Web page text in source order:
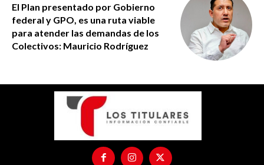
El Plan presentado por Gobierno
federal y GPO, es una ruta viable
para atender las demandas de los
Colectivos: Mauricio Rodríguez